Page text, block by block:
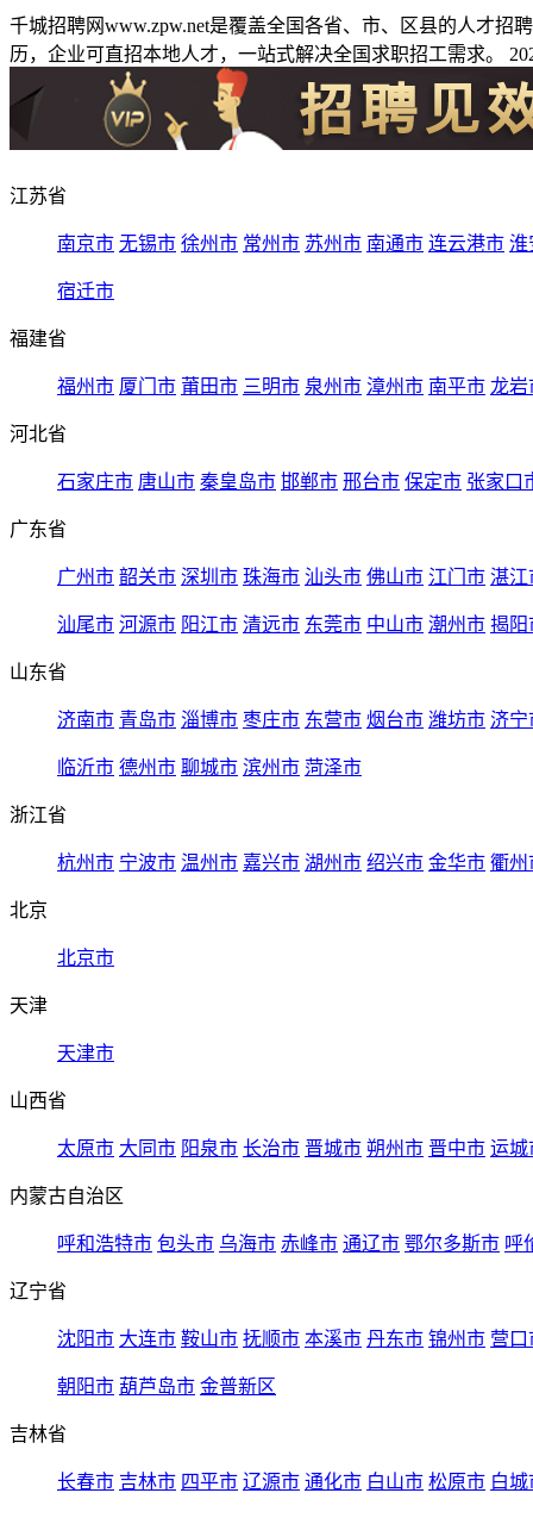
千城招聘网www.zpw.net是覆盖全国各省、市、区县的人才
历，企业可直招本地人才，一站式解决全国求职招工需求。
江苏省
南京市 无锡市 徐州市 常州市 苏州市 南通市 连云港市 淮
宿迁市
福建省
福州市 厦门市 莆田市 三明市 泉州市 漳州市 南平市 龙岩
河北省
石家庄市 唐山市 秦皇岛市 邯郸市 邢台市 保定市 张家口
广东省
广州市 韶关市 深圳市 珠海市 汕头市 佛山市 江门市 湛江
汕尾市 河源市 阳江市 清远市 东莞市 中山市 潮州市 揭阳
山东省
济南市 青岛市 淄博市 枣庄市 东营市 烟台市 潍坊市 济宁
临沂市 德州市 聊城市 滨州市 菏泽市
浙江省
杭州市 宁波市 温州市 嘉兴市 湖州市 绍兴市 金华市 衢州
北京
北京市
天津
天津市
山西省
太原市 大同市 阳泉市 长治市 晋城市 朔州市 晋中市 运城
内蒙古自治区
呼和浩特市 包头市 乌海市 赤峰市 通辽市 鄂尔多斯市 呼
辽宁省
沈阳市 大连市 鞍山市 抚顺市 本溪市 丹东市 锦州市 营口
朝阳市 葫芦岛市 金普新区
吉林省
长春市 吉林市 四平市 辽源市 通化市 白山市 松原市 白城